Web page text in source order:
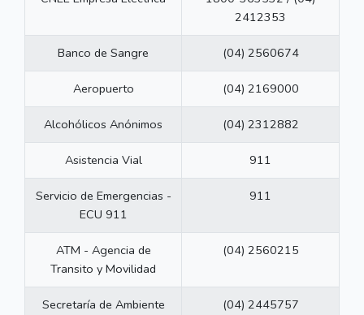
2412353
Banco de Sangre (04) 2560674
Aeropuerto (04) 2169000
Alcohólicos Anónimos (04) 2312882
Asistencia Vial 911
Servicio de Emergencias -
ECU 911
911
ATM - Agencia de
Transito y Movilidad
(04) 2560215
Secretaría de Ambiente (04) 2445757